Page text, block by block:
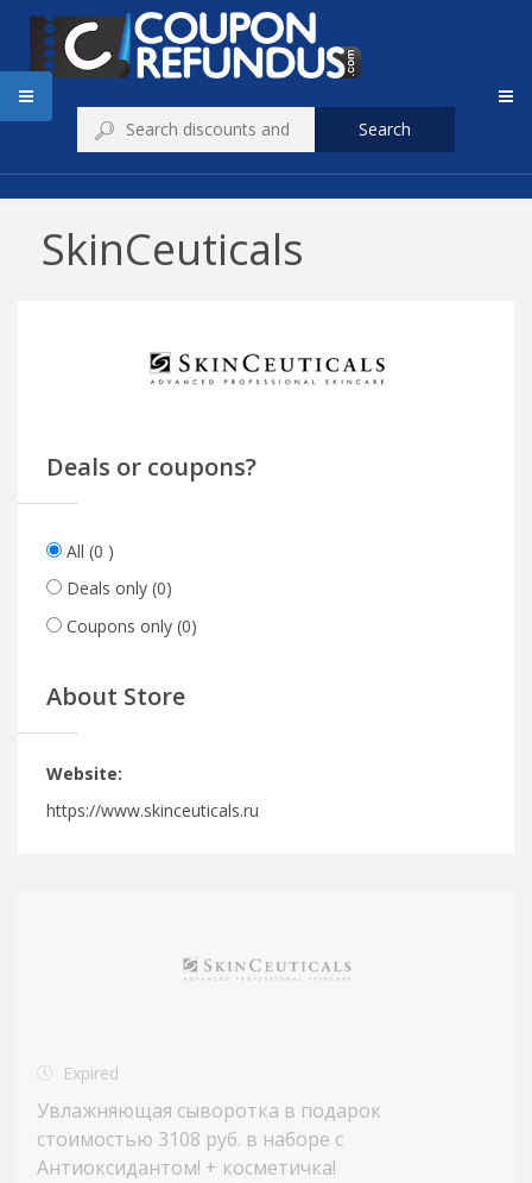
Search
SkinCeuticals
Deals or coupons?
All (0 )
Deals only (0)
Coupons only (0)
About Store
Website:
https://www.skinceuticals.ru
Expired
Увлажняющая сыворотка в подарок
стоимостью 3108 руб. в наборе с
Антиоксидантом! + косметичка!